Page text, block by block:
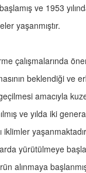
ve 1953
yaşanmıştır.
çalışmalarında
beklendiği ve
amacıyla
ve yılda iki
iklimler
yürütülmeye
alınmaya